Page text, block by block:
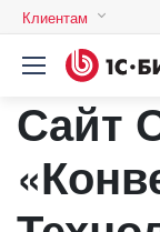
Клиентам
Сайт